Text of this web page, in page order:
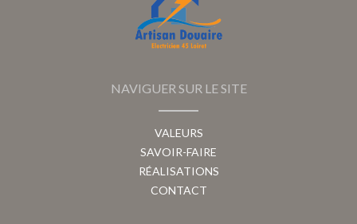
NAVIGUER SUR LE SITE
VALEURS
SAVOIR-FAIRE
RÉALISATIONS
CONTACT